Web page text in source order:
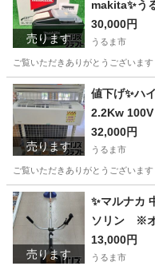
売ります
makita✨う
30,000円
うるま市
ご覧いただきありがとうございま
沖縄 うるま市 その他
売ります
値下げ✨ハ
2.2Kw 100V
市田場✨
32,000円
うるま市
ご覧いただきありがとうございま
沖縄 うるま市 季節、空調
売ります
✨マルナカ
ソリン ※オ
13,000円
うるま市